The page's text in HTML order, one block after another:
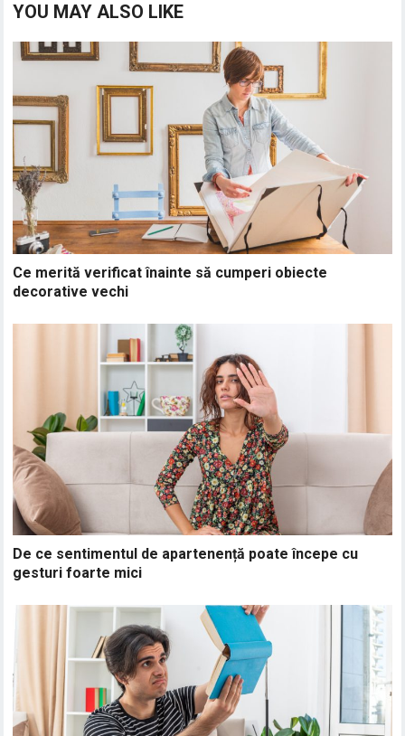
YOU MAY ALSO LIKE
Ce merită verificat înainte să cumperi obiecte
decorative vechi
De ce sentimentul de apartenență poate începe cu
gesturi foarte mici